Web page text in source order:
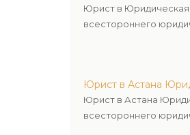
Юрист в
всестороннего
Юрист в Астана
Юрист в Астана
всестороннего